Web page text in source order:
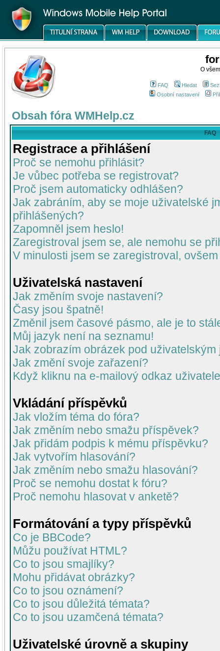
O
FAQ Hledat
Osobní nastavení
Obsah fóra WMHelp.cz
FAQ
Registrace a přihlášení
Proč se nemohu přihlásit?
Je vůbec potřeba se registrovat?
Proč jsem automaticky odhlášen?
Jak zabráním, aby se moje uživatelské
přihlášených?
Zapomněl jsem heslo!
Zaregistroval jsem se, ale nemohu se
V minulosti jsem se zaregistroval,
Uživatelská nastavení
Jak změním svoje nastavení?
Časy jsou špatně!
Změnil jsem časové pásmo, ale je to
Můj jazyk není na seznamu!
Jak zobrazím obrázek pod uživatelským
Jak změní svoje zařazení?
Když kliknu na e-mailový odkaz
Vkládání příspěvků
Jak vložím téma do fóra?
Jak změním nebo smažu příspěvek?
Jak přidám podpis k mému příspěvku?
Jak vytvořím hlasování?
Jak změním nebo smažu hlasování?
Proč se nemohu dostat k fóru?
Proč nemohu hlasovat v anketě?
Formátování a typy příspěvků
Co je BBCode?
Můžu používat HTML?
Co to jsou smajlíky?
Mohu přidávat obrázky?
Co to jsou oznámení?
Co to jsou důležitá témata?
Co to jsou uzamčená témata?
Uživatelské úrovně a skupiny